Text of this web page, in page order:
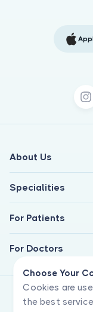
Choose Your
Cookies are
the best
About Us
Specialities
For Patients
For Doctors